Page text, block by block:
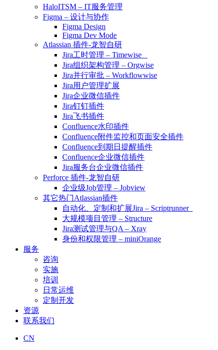
HaloITSM – IT服务管理
Figma – 设计与协作
Figma Design
Figma Dev Mode
Atlassian 插件-龙智自研
Jira工时管理 – Timewise
Jira组织架构管理 – Orgwise
Jira并行审批 – Workflowwise
Jira用户管理扩展
Jira企业微信插件
Jira钉钉插件
Jira飞书插件
Confluence水印插件
Confluence附件监控和页面安全插件
Confluence到期日提醒插件
Confluence企业微信插件
Jira服务台企业微信插件
Perforce 插件-龙智自研
企业级Job管理 – Jobview
其它热门Atlassian插件
自动化、定制和扩展Jira – Scriptrunner
大规模项目管理 – Structure
Jira测试管理与QA – Xray
身份和权限管理 – miniOrange
服务
咨询
实施
培训
日常运维
定制开发
资源
联系我们
CN